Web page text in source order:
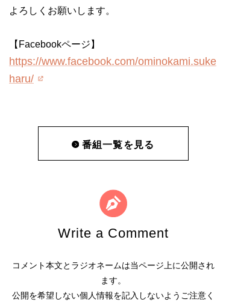
よろしくお願いします。
【Facebookページ】
https://www.facebook.com/ominokami.suke
haru/
番組一覧を見る
Write a Comment
コメント本文とラジオネームは当ページ上に公開され
ます。
公開を希望しない個人情報を記入しないようご注意く